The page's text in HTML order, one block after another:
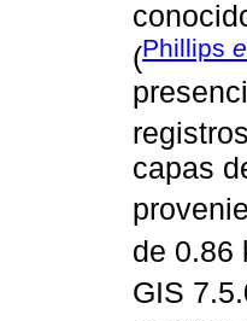
(Phillips
capas
de 0.86
GIS